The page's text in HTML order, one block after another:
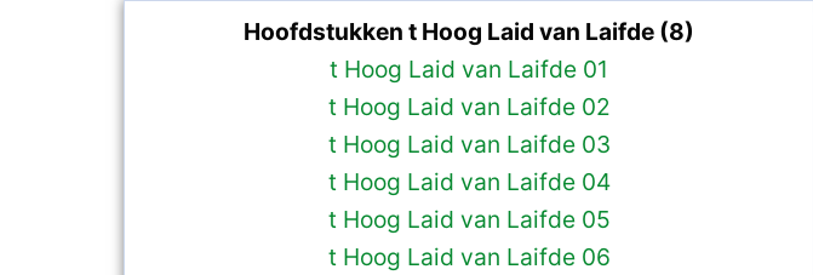
Hoofdstukken t Hoog Laid van Laifde (8)
t Hoog Laid van Laifde 01
t Hoog Laid van Laifde 02
t Hoog Laid van Laifde 03
t Hoog Laid van Laifde 04
t Hoog Laid van Laifde 05
t Hoog Laid van Laifde 06